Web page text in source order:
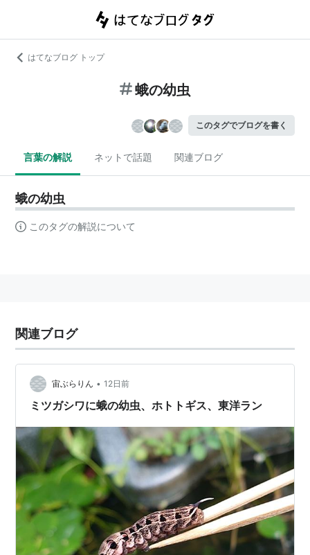
はてなブログ トップ
蛾の幼虫
このタグでブログを書く
言葉の解説 ネットで話題 関連ブログ
蛾の幼虫
このタグの解説について
関連ブログ
宙ぶらりん • 12日前
ミツガシワに蛾の幼虫、ホトトギス、東洋ラン